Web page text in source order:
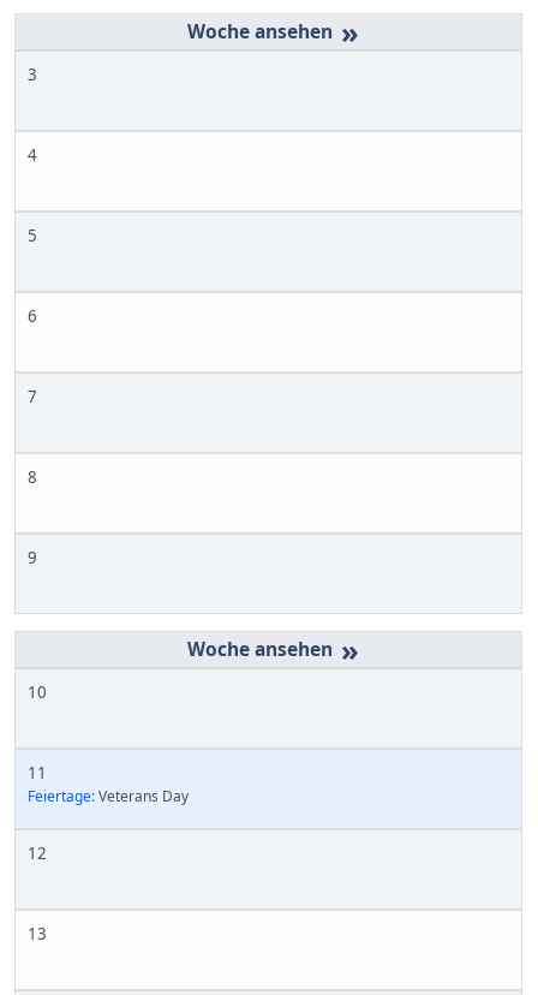
»
3
4
5
6
7
8
9
»
10
11
Feiertage:Veterans Day
12
13